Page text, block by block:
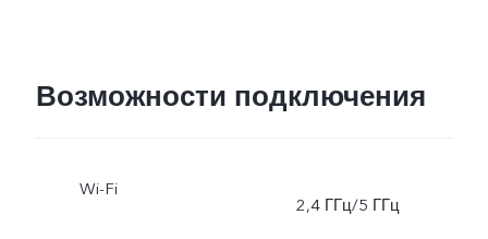
Возможности подключения
Wi-Fi
2,4 ГГц/5 ГГц